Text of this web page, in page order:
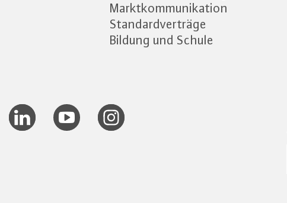
Marktkommunikation
Standardverträge
Bildung und Schule